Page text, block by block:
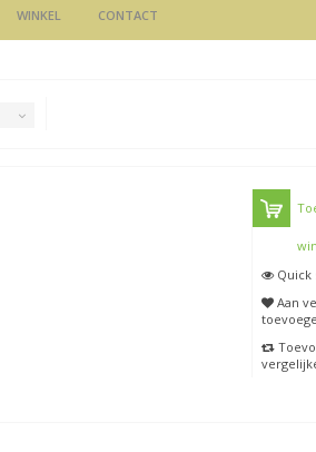
WINKEL CONTACT
Quick
Aan